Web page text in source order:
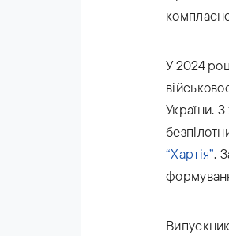
У 2024
України.
“Хартія”.